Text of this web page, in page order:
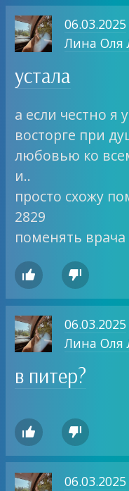
06.03.2025
устала
а если честно я
восторге при
любовью ко
и..
просто схожу
2829
поменять врача
 
06.03.2025
в питер?
 
06.03.2025